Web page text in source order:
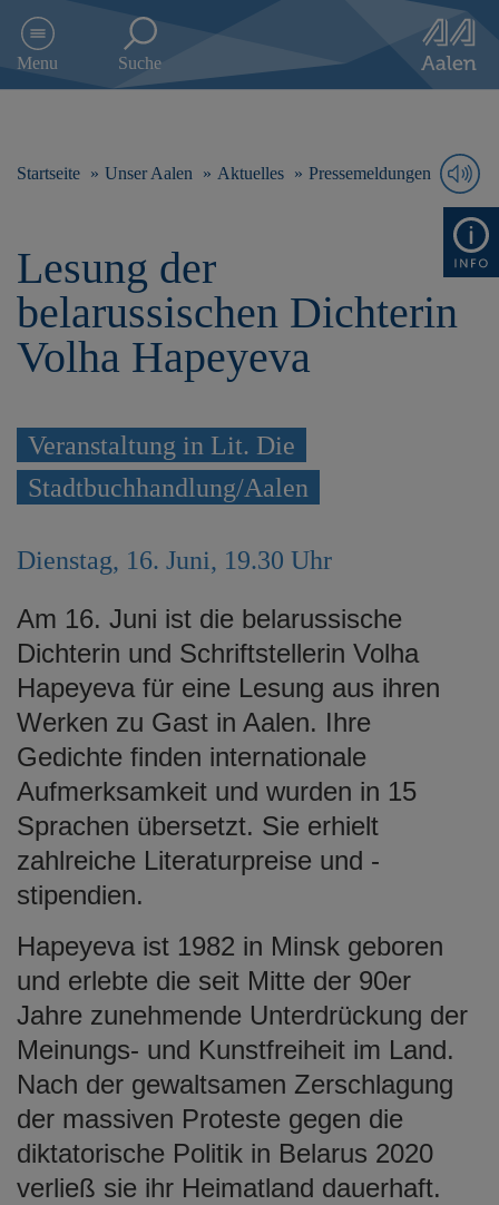
e
n
Menu Suche
Startseite Unser Aalen Aktuelles Pressemeldungen
Lesung der
belarussischen Dichterin
Volha Hapeyeva
Veranstaltung in Lit. Die
Stadtbuchhandlung/Aalen
Dienstag, 16. Juni, 19.30 Uhr
Am 16. Juni ist die belarussische
Dichterin und Schriftstellerin Volha
Hapeyeva für eine Lesung aus ihren
Werken zu Gast in Aalen. Ihre
Gedichte finden internationale
Aufmerksamkeit und wurden in 15
Sprachen übersetzt. Sie erhielt
zahlreiche Literaturpreise und -
stipendien.
Hapeyeva ist 1982 in Minsk geboren
und erlebte die seit Mitte der 90er
Jahre zunehmende Unterdrückung der
Meinungs- und Kunstfreiheit im Land.
Nach der gewaltsamen Zerschlagung
der massiven Proteste gegen die
diktatorische Politik in Belarus 2020
verließ sie ihr Heimatland dauerhaft.